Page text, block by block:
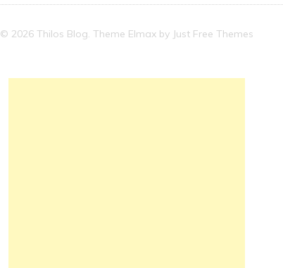
© 2026 Thilos Blog. Theme Elmax by Just Free Themes